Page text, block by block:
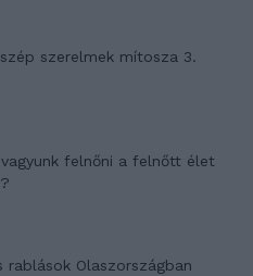
szerelmek mítosza 3.
felnőni a felnőtt élet
rablások Olaszországban